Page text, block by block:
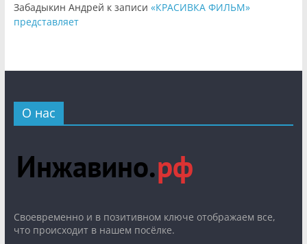
Забадыкин Андрей к записи «КРАСИВКА ФИЛЬМ»
представляет
О нас
Cвоевременно и в позитивном ключе отображаем все,
что происходит в нашем посёлке.